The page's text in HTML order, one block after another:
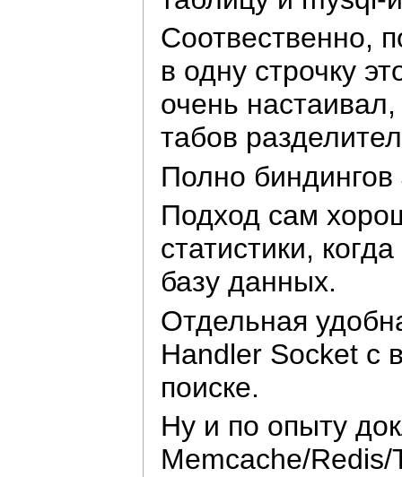
Соотвественно,
в одну строчку
очень
табов
Полно
Подход сам
статистики,
базу данных.
Отдельная
Handler Socket с
поиске.
Ну и по опыту
Memcache/Redis/